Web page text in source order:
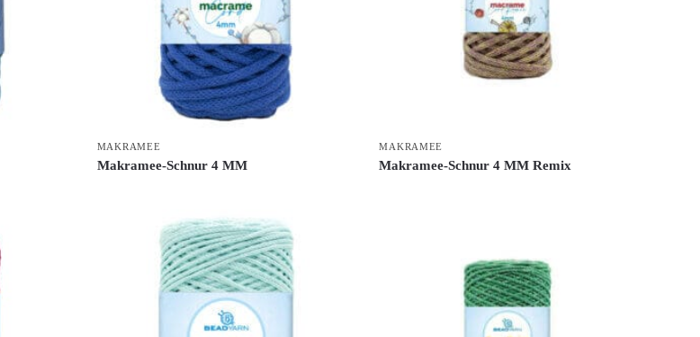
MAKRAMEE
Makramee-Schnur 4 MM
MAKRAMEE
Makramee-Schnur 4 MM Remix